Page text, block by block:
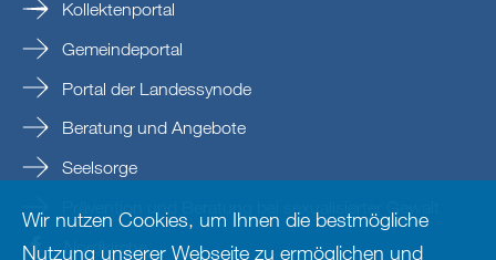
Kollektenportal
Gemeindeportal
Portal der Landessynode
Beratung und Angebote
Seelsorge
Nordkirche
Wir nutzen Cookies, um Ihnen die bestmögliche
Nutzung unserer Webseite zu ermöglichen und